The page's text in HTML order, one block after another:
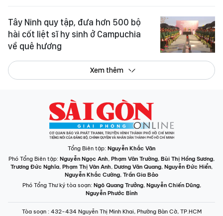
Tây Ninh quy tập, đưa hơn 500 bộ
hài cốt liệt sĩ hy sinh ở Campuchia
về quê hương
Xem thêm
Tổng Biên tập: Nguyễn Khắc Văn
Phó Tổng Biên tập: Nguyễn Ngọc Anh, Phạm Văn Trường, Bùi Thị Hồng Sương,
Trương Đức Nghĩa, Phạm Thị Vân Anh, Dương Văn Quang, Nguyễn Đức Hiển,
Nguyễn Khắc Cường, Trần Gia Bảo
Phó Tổng Thư ký tòa soạn: Ngô Quang Trưởng, Nguyễn Chiến Dũng,
Nguyễn Phước Bình
Tòa soạn : 432-434 Nguyễn Thị Minh Khai, Phường Bàn Cờ, TP.HCM